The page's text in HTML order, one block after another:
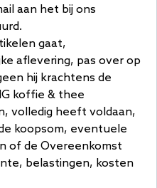
aan het bij ons
gaat,
aflevering, pas over op
hij krachtens de
koffie & thee
volledig heeft voldaan,
koopsom, eventuele
of de Overeenkomst
belastingen, kosten